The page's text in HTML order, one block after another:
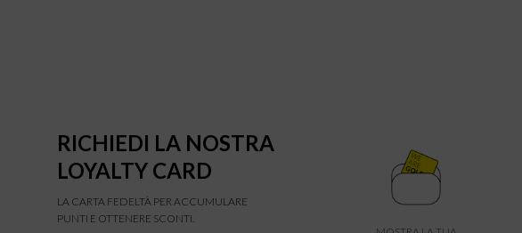
RICHIEDI LA NOSTRA
LOYALTY CARD
LA CARTA FEDELTÀ PER ACCUMULARE
PUNTI E OTTENERE SCONTI.